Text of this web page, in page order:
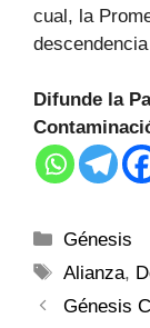
cual, la
Difunde la
Génesis
Alianza,
Génesis